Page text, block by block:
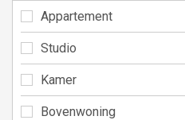
Appartement
Studio
Kamer
Bovenwoning